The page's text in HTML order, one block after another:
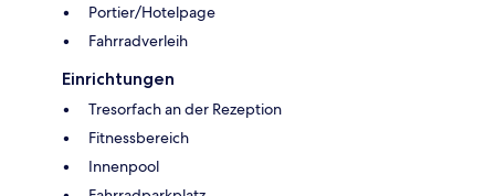
Portier/Hotelpage
Fahrradverleih
Einrichtungen
Tresorfach an der Rezeption
Fitnessbereich
Innenpool